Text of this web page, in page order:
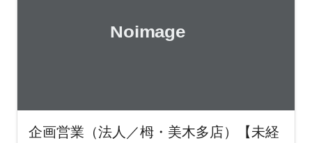
企画営業（法人／栂・美木多店）【未経